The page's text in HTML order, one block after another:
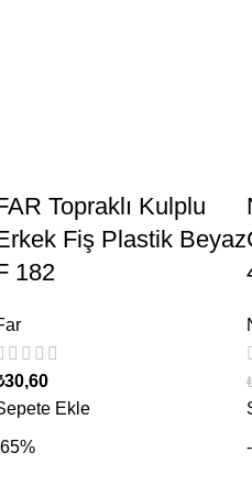
Topraklı Kulplu
Fiş Plastik Beyaz
182
30,60
Ekle